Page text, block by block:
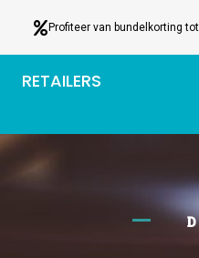
Profiteer van bundelkorting
RETAILERS